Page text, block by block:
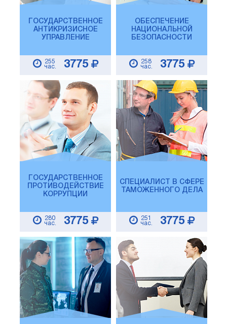
ГОСУДАРСТВЕННОЕ
АНТИКРИЗИСНОЕ
УПРАВЛЕНИЕ
255
час.
3775
ОБЕСПЕЧЕНИЕ
НАЦИОНАЛЬНОЙ
БЕЗОПАСНОСТИ
258
час.
3775
ГОСУДАРСТВЕННОЕ
ПРОТИВОДЕЙСТВИЕ
КОРРУПЦИИ
280
час.
3775
СПЕЦИАЛИСТ В СФЕРЕ
ТАМОЖЕННОГО ДЕЛА
251
час.
3775